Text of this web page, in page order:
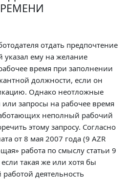
отдать предпочтение
указал ему на желание
время при заполнении
должности, если он
Однако неотложные
запросы на рабочее время
неполный рабочий
этому запросу. Согласно
от 8 мая 2007 года (9 AZR
работа по смыслу статьи 9
если такая же или хотя бы
деятельность